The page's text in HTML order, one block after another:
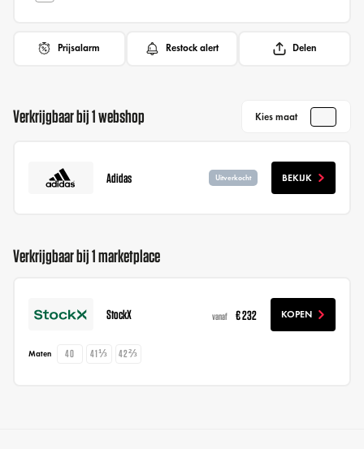
Prijsalarm Restock alert Delen
Verkrijgbaar bij 1 webshop Kies maat
Adidas Uitverkocht BEKIJK
Verkrijgbaar bij 1 marketplace
StockX vanaf € 232 KOPEN
Maten 40 41⅓ 42⅔